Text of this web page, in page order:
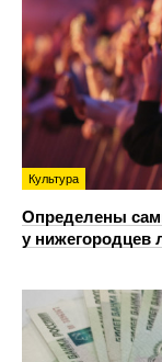
Культура
Определены
у нижегородцев